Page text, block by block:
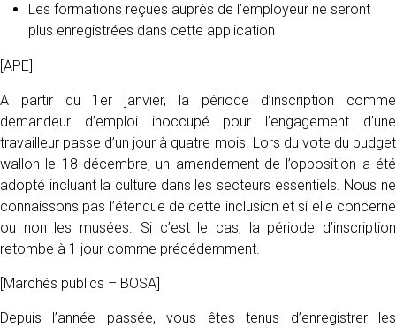
Les formations reçues auprès de l’employeur ne seront
plus enregistrées dans cette application
[APE]
A partir du 1er janvier, la période d’inscription comme
demandeur d’emploi inoccupé pour l’engagement d’une
travailleur passe d’un jour à quatre mois. Lors du vote du budget
wallon le 18 décembre, un amendement de l’opposition a été
adopté incluant la culture dans les secteurs essentiels. Nous ne
connaissons pas l’étendue de cette inclusion et si elle concerne
ou non les musées. Si c’est le cas, la période d’inscription
retombe à 1 jour comme précédemment.
[Marchés publics – BOSA]
Depuis l’année passée, vous êtes tenus d’enregistrer les